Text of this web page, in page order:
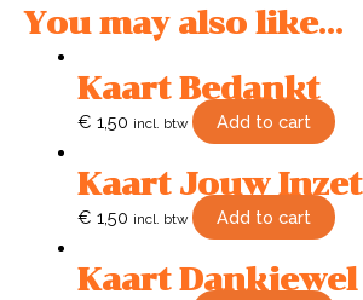
You may also like…
Kaart Bedankt
€ 1,50 incl. btw Add to cart
Kaart Jouw Inzet
€ 1,50 incl. btw Add to cart
Kaart Dankjewel